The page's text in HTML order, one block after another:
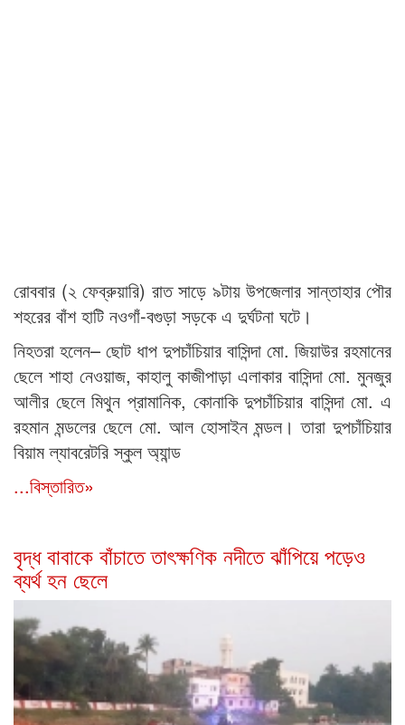
রোববার (২ ফেব্রুয়ারি) রাত সাড়ে ৯টায় উপজেলার সান্তাহার পৌর
শহরের বাঁশ হাটি নওগাঁ-বগুড়া সড়কে এ দুর্ঘটনা ঘটে।
নিহতরা হলেন– ছোট ধাপ দুপচাঁচিয়ার বাসিন্দা মো. জিয়াউর রহমানের
ছেলে শাহা নেওয়াজ, কাহালু কাজীপাড়া এলাকার বাসিন্দা মো. মুনজুর
আলীর ছেলে মিথুন প্রামানিক, কোনাকি দুপচাঁচিয়ার বাসিন্দা মো. এ
রহমান মন্ডলের ছেলে মো. আল হোসাইন মন্ডল। তারা দুপচাঁচিয়ার
বিয়াম ল্যাবরেটরি স্কুল অ্যান্ড
...বিস্তারিত»
বৃদ্ধ বাবাকে বাঁচাতে তাৎক্ষণিক নদীতে ঝাঁপিয়ে পড়েও
ব্যর্থ হন ছেলে